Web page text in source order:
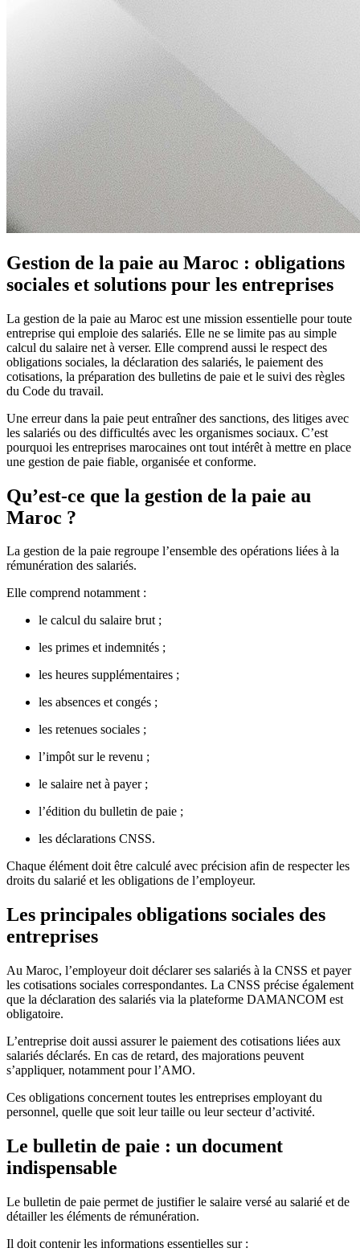
Gestion de la paie au Maroc : obligations
sociales et solutions pour les entreprises
La gestion de la paie au Maroc est une mission essentielle pour toute
entreprise qui emploie des salariés. Elle ne se limite pas au simple
calcul du salaire net à verser. Elle comprend aussi le respect des
obligations sociales, la déclaration des salariés, le paiement des
cotisations, la préparation des bulletins de paie et le suivi des règles
du Code du travail.
Une erreur dans la paie peut entraîner des sanctions, des litiges avec
les salariés ou des difficultés avec les organismes sociaux. C’est
pourquoi les entreprises marocaines ont tout intérêt à mettre en place
une gestion de paie fiable, organisée et conforme.
Qu’est-ce que la gestion de la paie au
Maroc ?
La gestion de la paie regroupe l’ensemble des opérations liées à la
rémunération des salariés.
Elle comprend notamment :
le calcul du salaire brut ;
les primes et indemnités ;
les heures supplémentaires ;
les absences et congés ;
les retenues sociales ;
l’impôt sur le revenu ;
le salaire net à payer ;
l’édition du bulletin de paie ;
les déclarations CNSS.
Chaque élément doit être calculé avec précision afin de respecter les
droits du salarié et les obligations de l’employeur.
Les principales obligations sociales des
entreprises
Au Maroc, l’employeur doit déclarer ses salariés à la CNSS et payer
les cotisations sociales correspondantes. La CNSS précise également
que la déclaration des salariés via la plateforme DAMANCOM est
obligatoire.
L’entreprise doit aussi assurer le paiement des cotisations liées aux
salariés déclarés. En cas de retard, des majorations peuvent
s’appliquer, notamment pour l’AMO.
Ces obligations concernent toutes les entreprises employant du
personnel, quelle que soit leur taille ou leur secteur d’activité.
Le bulletin de paie : un document
indispensable
Le bulletin de paie permet de justifier le salaire versé au salarié et de
détailler les éléments de rémunération.
Il doit contenir les informations essentielles sur :